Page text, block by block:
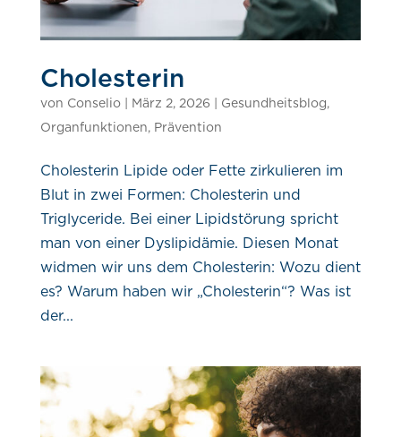
Cholesterin
von Conselio| März 2, 2026 Gesundheitsblog,
Organfunktionen, Prävention
Cholesterin Lipide oder Fette zirkulieren im
Blut in zwei Formen: Cholesterin und
Triglyceride. Bei einer Lipidstörung spricht
man von einer Dyslipidämie. Diesen Monat
widmen wir uns dem Cholesterin: Wozu dient
es? Warum haben wir „Cholesterin“? Was ist
der...